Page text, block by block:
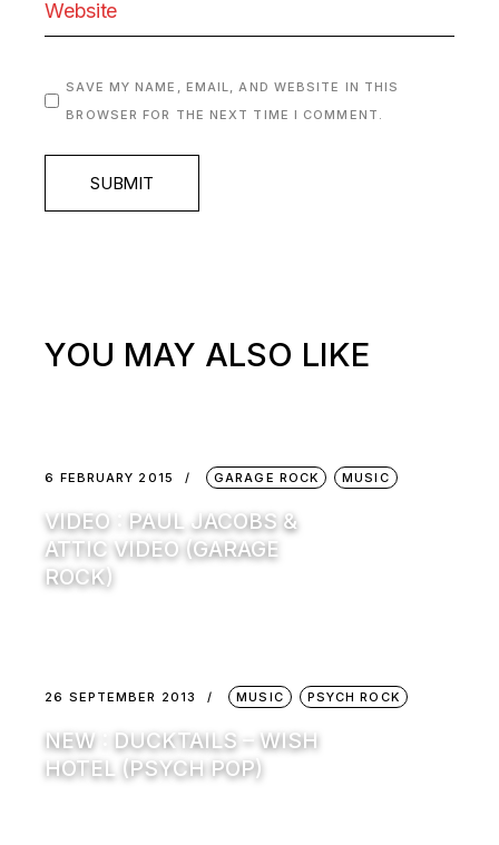
SAVE MY NAME, EMAIL, AND WEBSITE IN THIS
BROWSER FOR THE NEXT TIME I COMMENT.
SUBMIT
YOU MAY ALSO LIKE
6 FEBRUARY 2015 GARAGE ROCK MUSIC
VIDEO : PAUL JACOBS &
ATTIC VIDEO (GARAGE
ROCK)
26 SEPTEMBER 2013 MUSIC PSYCH ROCK
NEW : DUCKTAILS – WISH
HOTEL (PSYCH POP)